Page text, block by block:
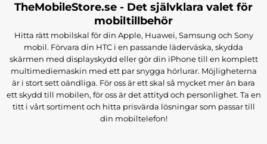
TheMobileStore.se - Det självklara valet för
mobiltillbehör
Hitta rätt mobilskal för din Apple, Huawei, Samsung och Sony
mobil. Förvara din HTC i en passande läderväska, skydda
skärmen med displayskydd eller gör din iPhone till en komplett
multimediemaskin med ett par snygga hörlurar. Möjligheterna
är i stort sett oändliga. För oss är ett skal så mycket mer än bara
ett skydd till mobilen, för oss är det attityd och personlighet. Ta en
titt i vårt sortiment och hitta prisvärda lösningar som passar till
din mobiltelefon!